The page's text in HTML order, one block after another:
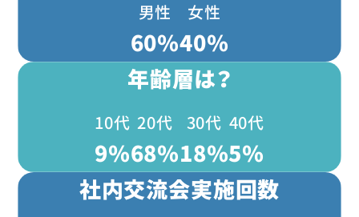
男性
60%
女性
40%
年齢層は？
10代
9%
20代
68%
30代
18%
40代
5%
社内交流会実施回数